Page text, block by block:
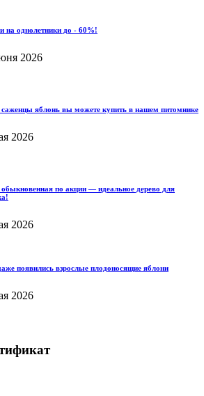
на однолетники до - 60%!
2026
яблонь вы можете купить в нашем питомнике
2026
по акции — идеальное дерево для
2026
появились взрослые плодоносящие яблони
2026